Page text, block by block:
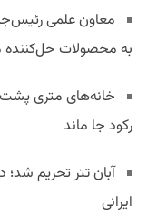
معاون علمی
به محصولات حل‌کننده
خانه‌های متری پشت
رکود جا ماند
آبان تتر تحریم شد؛
ایرانی